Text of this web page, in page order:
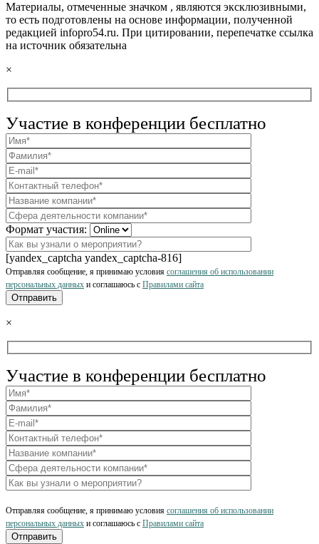
Материалы, отмеченные значком , являются эксклюзивными,
то есть подготовлены на основе информации, полученной
редакцией infopro54.ru. При цитировании, перепечатке ссылка
на источник обязательна
×
Участие в конференции бесплатно
Формат участия:
[yandex_captcha yandex_captcha-816]
Отправляя сообщение, я принимаю условия соглашения об использовании
персональных данных и соглашаюсь с Правилами сайта
×
Участие в конференции бесплатно
Отправляя сообщение, я принимаю условия соглашения об использовании
персональных данных и соглашаюсь с Правилами сайта